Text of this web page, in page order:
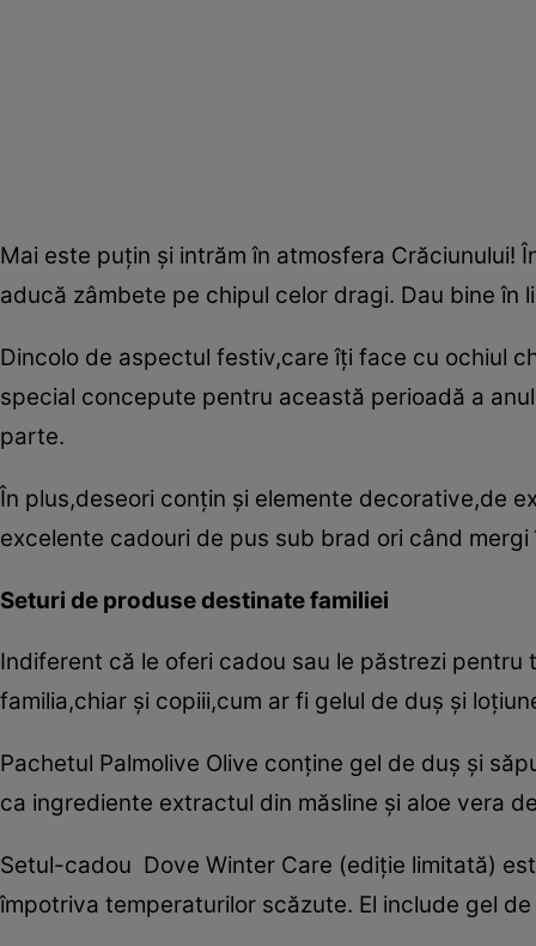
Mai este puţin şi intrăm în atmosfera Crăciunului!
aducă zâmbete pe chipul celor dragi. Dau bine
Dincolo de aspectul festiv,care îţi face cu ochiul
special concepute pentru această perioadă a
parte.
În plus,deseori conţin şi elemente decorative,de
excelente cadouri de pus sub brad ori când
Seturi de produse destinate familiei
Indiferent că le oferi cadou sau le păstrezi
familia,chiar şi copiii,cum ar fi gelul de duş şi
Pachetul Palmolive Olive conţine gel de duş şi
ca ingrediente extractul din măsline şi aloe vera
Setul-cadou Dove Winter Care (ediţie limitată)
împotriva temperaturilor scăzute. El include gel